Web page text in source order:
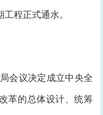
程正式通水。
会议决定成立中央全
革的总体设计、统筹